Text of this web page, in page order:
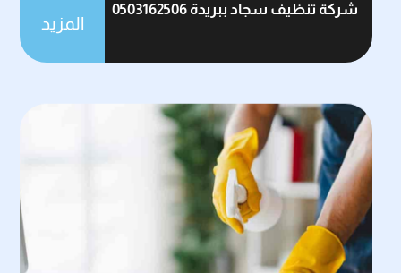
شركة تنظيف سجاد ببريدة 0503162506
المزيد